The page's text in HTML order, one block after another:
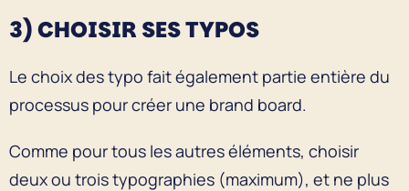
3) CHOISIR SES TYPOS
Le choix des typo fait également partie entière du
processus pour créer une brand board.
Comme pour tous les autres éléments, choisir
deux ou trois typographies (maximum), et ne plus